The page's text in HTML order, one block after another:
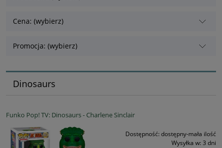
Cena: (wybierz)
Promocja: (wybierz)
Dinosaurs
Funko Pop! TV: Dinosaurs - Charlene Sinclair
Dostępność: dostępny-mała ilość
Wysyłka w: 3 dni